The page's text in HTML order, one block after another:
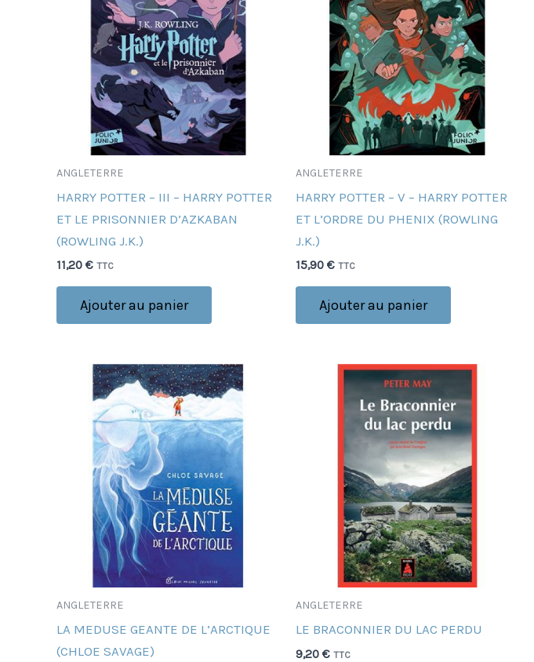
ANGLETERRE
HARRY POTTER – III – HARRY POTTER
ET LE PRISONNIER D’AZKABAN
(ROWLING J.K.)
11,20 € TTC
Ajouter au panier
ANGLETERRE
HARRY POTTER – V – HARRY POTTER
ET L’ORDRE DU PHENIX (ROWLING
J.K.)
15,90 € TTC
Ajouter au panier
ANGLETERRE
LA MEDUSE GEANTE DE L’ARCTIQUE
(CHLOE SAVAGE)
ANGLETERRE
LE BRACONNIER DU LAC PERDU
9,20 € TTC